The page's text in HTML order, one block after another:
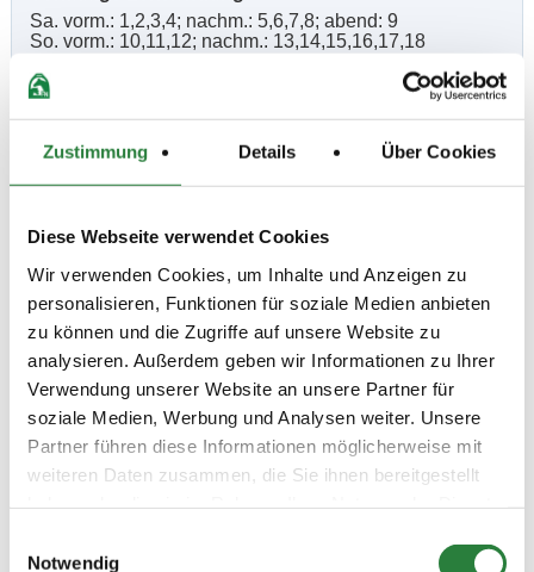
Zustimmung Details Über Cookies
Diese Webseite verwendet Cookies
Wir verwenden Cookies, um Inhalte und Anzeigen zu
personalisieren, Funktionen für soziale Medien anbieten
zu können und die Zugriffe auf unsere Website zu
analysieren. Außerdem geben wir Informationen zu Ihrer
Verwendung unserer Website an unsere Partner für
soziale Medien, Werbung und Analysen weiter. Unsere
Partner führen diese Informationen möglicherweise mit
weiteren Daten zusammen, die Sie ihnen bereitgestellt
Notwendig
Sa. vorm.: 1,2,3,4; nachm.: 5,6,7,8; abend: 9
So. vorm.: 10,11,12; nachm.: 13,14,15,16,17,18
Ergebnisse:
Zu den Ergebnissen auf www.fn-erfolgsdaten.de
Prüfungen
Datum Prüfung Disziplin
23.07.2022 (
v
1. Springprüfung Kl.L
200,00 €
LKL/Art